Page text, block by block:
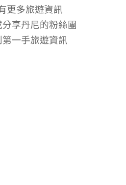
更多旅遊資訊
享丹尼的粉絲團
第一手旅遊資訊